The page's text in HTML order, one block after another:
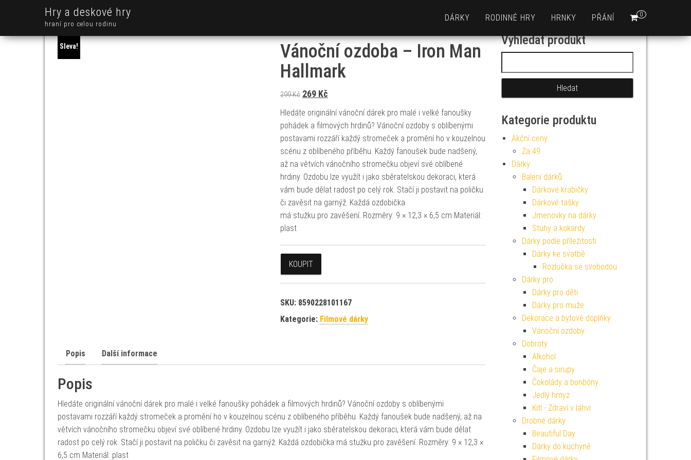
Hry a deskové hry
hraní pro celou rodinu
0
DÁRKY RODINNÉ HRY HRNKY PŘÁNÍ
Sleva!
Vánoční ozdoba – Iron Man
Hallmark
299Kč Původní cena byla: 299 Kč.
269 KčAktuální cena je: 269 Kč.
Hledáte originální vánoční dárek pro malé i velké fanoušky
pohádek a filmových hrdinů? Vánoční ozdoby s oblíbenými
postavami rozzáří každý stromeček a promění ho v kouzelnou
scénu z oblíbeného příběhu. Každý fanoušek bude nadšený,
až na větvích vánočního stromečku objeví své oblíbené
hrdiny. Ozdobu lze využít i jako sběratelskou dekoraci, která
vám bude dělat radost po celý rok. Stačí ji postavit na poličku
či zavěsit na garnýž. Každá ozdobička
má stužku pro zavěšení. Rozměry: 9 × 12,3 × 6,5 cm Materiál:
plast
KOUPIT
SKU: 8590228101167
Kategorie: Filmové dárky
Popis Další informace
Popis
Hledáte originální vánoční dárek pro malé i velké fanoušky pohádek a filmových hrdinů? Vánoční ozdoby s oblíbenými
postavami rozzáří každý stromeček a promění ho v kouzelnou scénu z oblíbeného příběhu. Každý fanoušek bude nadšený, až na
větvích vánočního stromečku objeví své oblíbené hrdiny. Ozdobu lze využít i jako sběratelskou dekoraci, která vám bude dělat
radost po celý rok. Stačí ji postavit na poličku či zavěsit na garnýž. Každá ozdobička má stužku pro zavěšení. Rozměry: 9 × 12,3 ×
6,5 cm Materiál: plast
Vyhledat produkt
Kategorie produktu
Akční ceny
Za 49
Dárky
Balení dárků
Dárkové krabičky
Dárkové tašky
Jmenovky na dárky
Stuhy a kokardy
Dárky podle příležitosti
Dárky ke svatbě
Rozlučka se svobodou
Dárky pro
Dárky pro děti
Dárky pro muže
Dekorace a bytové doplňky
Vánoční ozdoby
Dobroty
Alkohol
Čaje a sirupy
Čokolády a bonbóny
Jedlý hmyz
Kitl - Zdraví v láhvi
Drobné dárky
Beautiful Day
Dárky do kuchyně